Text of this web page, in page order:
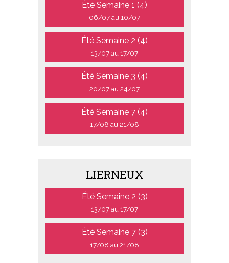
Été Semaine 1 (4)
06/07 au 10/07
Été Semaine 2 (4)
13/07 au 17/07
Été Semaine 3 (4)
20/07 au 24/07
Été Semaine 7 (4)
17/08 au 21/08
LIERNEUX
Été Semaine 2 (3)
13/07 au 17/07
Été Semaine 7 (3)
17/08 au 21/08